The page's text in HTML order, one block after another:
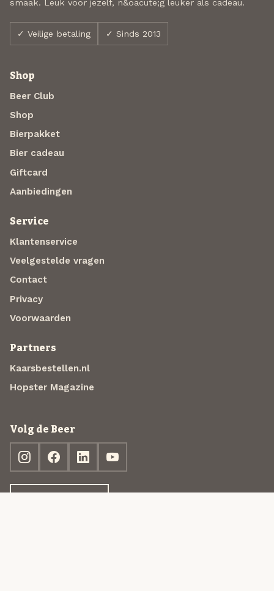
smaak. Leuk voor jezelf, n&oacute;g leuker als cadeau.
✓ Veilige betaling ✓ Sinds 2013
Shop
Beer Club
Shop
Bierpakket
Bier cadeau
Giftcard
Aanbiedingen
Service
Klantenservice
Veelgestelde vragen
Contact
Privacy
Voorwaarden
Partners
Kaarsbestellen.nl
Hopster Magazine
Volg de Beer